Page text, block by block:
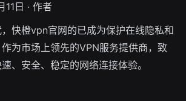
日 · 作者
快橙vpn官网的已成为保护在线隐私和
为市场上领先的VPN服务提供商，致
、安全、稳定的网络连接体验。